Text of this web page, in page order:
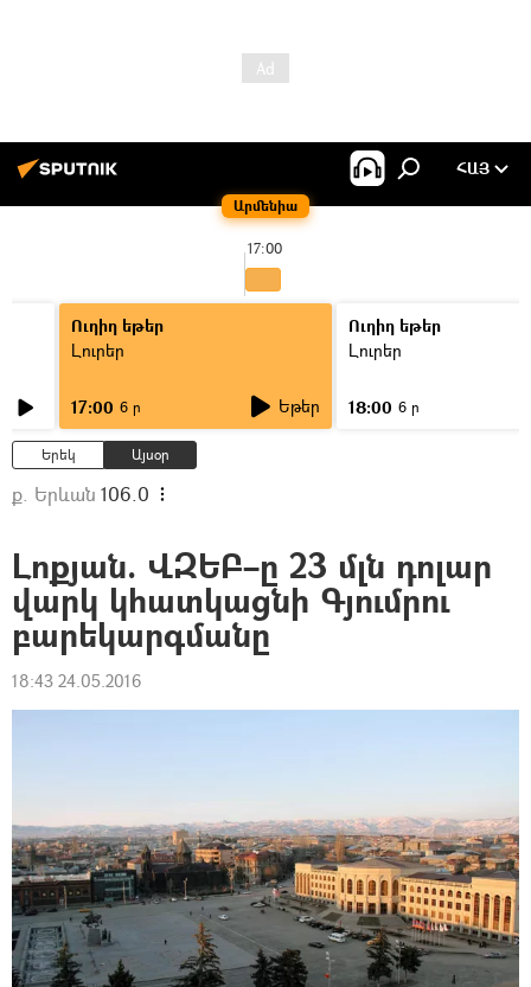
Արմենիա
ՀԱՅ
17:00
Ուղիղ եթեր
Լուրեր
17:00 6 ր Եթեր
Ուղիղ եթեր
Լուրեր
18:00 6 ր
Երեկ Այսօր
ք. Երևան 106.0
Լոքյան. ՎԶԵԲ–ը 23 մլն դոլար
վարկ կհատկացնի Գյումրու
բարեկարգմանը
18:43 24.05.2016